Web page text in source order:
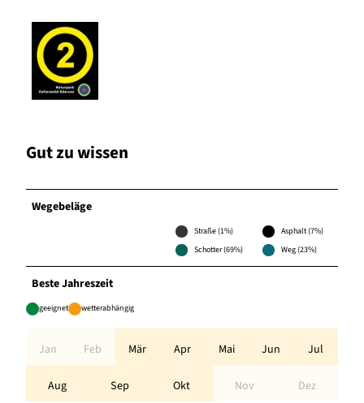
Gut zu wissen
Wegebeläge
Straße (1%)
Asphalt (7%)
Schotter (69%)
Weg (23%)
Beste Jahreszeit
geeignet wetterabhängig
Jan Feb Mär Apr Mai Jun Jul
Aug Sep Okt Nov Dez